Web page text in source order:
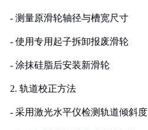
- 测量原滑轮轴径与槽宽尺寸
- 使用专用起子拆卸报废滑轮
- 涂抹硅脂后安装新滑轮
2. 轨道校正方法
- 采用激光水平仪检测轨道倾斜度